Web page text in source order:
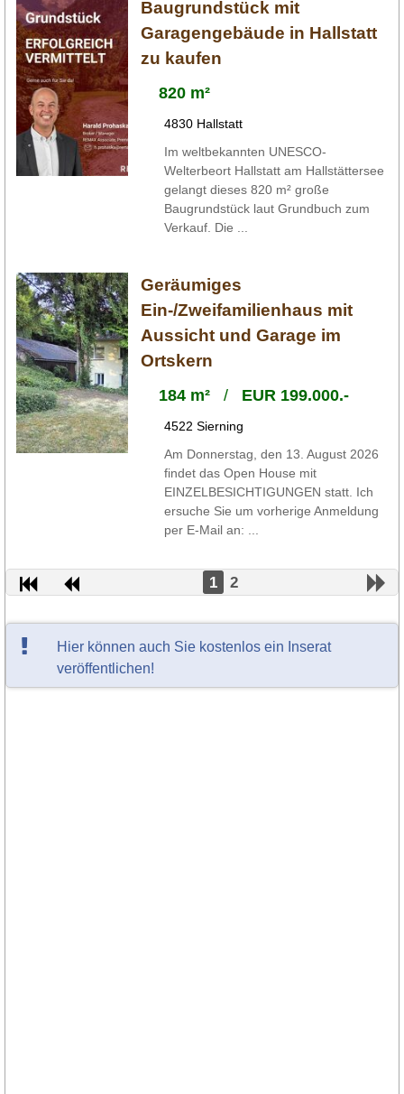
Baugrundstück mit
Garagengebäude in Hallstatt
zu kaufen
820 m²
4830 Hallstatt
Im weltbekannten UNESCO-
Welterbeort Hallstatt am Hallstättersee
gelangt dieses 820 m² große
Baugrundstück laut Grundbuch zum
Verkauf. Die ...
Geräumiges
Ein-/Zweifamilienhaus mit
Aussicht und Garage im
Ortskern
184 m²/ EUR 199.000.-
4522 Sierning
Am Donnerstag, den 13. August 2026
findet das Open House mit
EINZELBESICHTIGUNGEN statt. Ich
ersuche Sie um vorherige Anmeldung
per E-Mail an: ...
1 2
Hier können auch Sie kostenlos ein Inserat
veröffentlichen!